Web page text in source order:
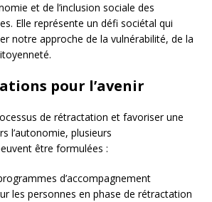
et de l’inclusion sociale des
Elle représente un défi sociétal qui
notre approche de la vulnérabilité, de la
pour l’avenir
de rétractation et favoriser une
l’autonomie, plusieurs
être formulées :
d’accompagnement
les personnes en phase de rétractation